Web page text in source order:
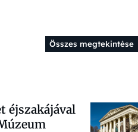
Összes megtekintése
éjszakájával